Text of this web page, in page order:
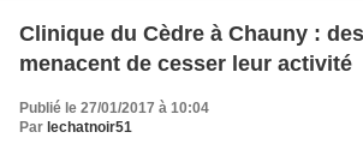
Clinique du Cèdre à Chauny :
menacent de cesser leur activité
Publié le 27/01/2017 à 10:04
Par lechatnoir51